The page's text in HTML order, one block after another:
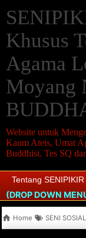
Khusus
Agama
Moyang
Website untuk
Kaum Ateis, Umat
Buddhist. Tes SQ
(DROP DOWN
Home SENI SOSIAL